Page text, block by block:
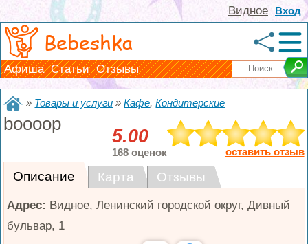
Вход
Видное
Bebeshka
Афиша Статьи Отзывы
» Товары и услуги »Кафе,Кондитерские
boooop
5.00
168 оценок оставить отзыв
Описание Карта Отзывы
Адрес: Видное,Ленинский городской округ, Дивный
бульвар, 1